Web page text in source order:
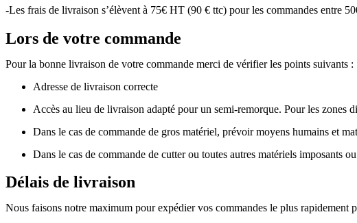
-Les frais de livraison s’élèvent à 75€ HT (90 € ttc) pour les commandes entre
Lors de votre commande
Pour la bonne livraison de votre commande merci de vérifier les points suivants :
Adresse de livraison correcte
Accès au lieu de livraison adapté pour un semi-remorque. Pour les zones
Dans le cas de commande de gros matériel, prévoir moyens humains et
Dans le cas de commande de cutter ou toutes autres matériels imposants
Délais de livraison
Nous faisons notre maximum pour expédier vos commandes le plus rapidement